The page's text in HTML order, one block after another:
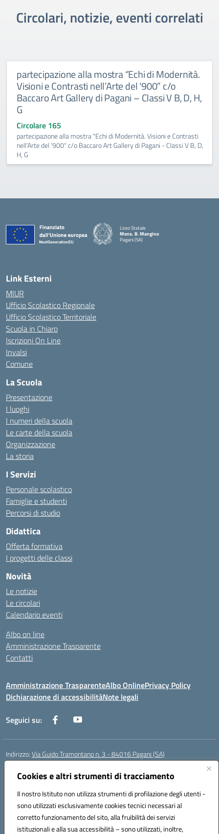
Cookies e altri strumenti di tracciamento
Il nostro Istituto non utilizza strumenti di profilazione degli utenti -
sono utilizzati esclusivamente cookies tecnici necessari al
corretto funzionamento del sito, alla fruibilità dei servizi
istituzionali e alla sua accessibilità – sono utilizzati, inoltre,
Circolari, notizie, eventi correlati
partecipazione alla mostra “Echi di Modernità.
Visioni e Contrasti nell’Arte del ‘900” c/o
Baccaro Art Gallery di Pagani – Classi V B, D, H,
G
Circolare 165
partecipazione alla mostra "Echi di Modernità. Visioni e Contrasti
nell’Arte del ‘900" c/o Baccaro Art Gallery di Pagani - Classi V B, D,
H, G
Liceo Statale
Mons. B. Mangino
Pagani (SA)
— Visita la pagina iniziale della scuola
Link Esterni
MIUR
Ufficio Scolastico Regionale
Ufficio Scolastico Territoriale
Scuola in Chiaro
Iscrizioni On Line
Invalsi
Comune
La Scuola
Presentazione
I luoghi
I numeri della scuola
Le carte della scuola
Organizzazione
La storia
I Servizi
Personale scolastico
Famiglie e studenti
Percorsi di studio
Didattica
Offerta formativa
I progetti delle classi
Novità
Le notizie
Le circolari
Calendario eventi
Albo on line
Amministrazione Trasparente
Contatti
Amministrazione TrasparenteAlbo OnlinePrivacy Policy
Dichiarazione di accessibilitàNote legali
Seguici su:
Indirizzo:Via Guido Tramontano n. 3 - 84016 Pagani (SA)
Centralino:
Posta elettronica certificata (PEC):saps08000t@pec.istruzione.it
Codice fiscale: 80022400651
Codice meccanografico:SAPS08000T
Codice Indice delle Pubbliche Amministrazioni (IPA): istsc_saps08000t
Codice unico di fatturazione (CUF): UFC29W